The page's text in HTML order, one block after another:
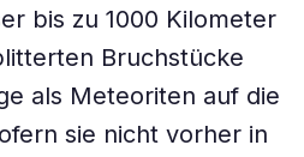
bis zu 1000 Kilometer
Bruchstücke
als Meteoriten auf die
sie nicht vorher in